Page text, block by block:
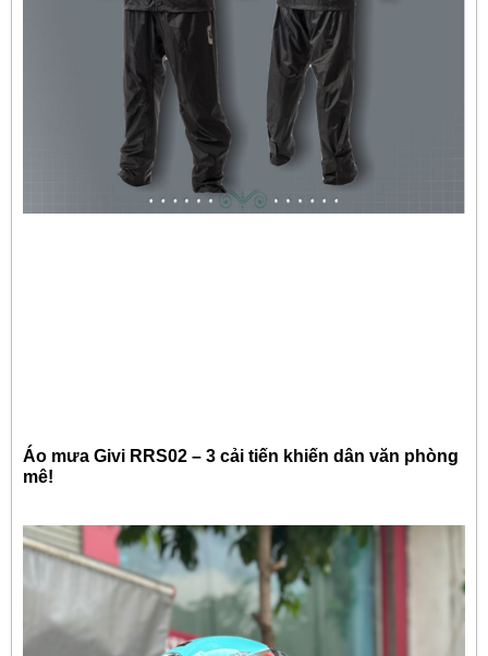
Áo mưa Givi RRS02 – 3 cải tiến khiến dân văn phòng
mê!